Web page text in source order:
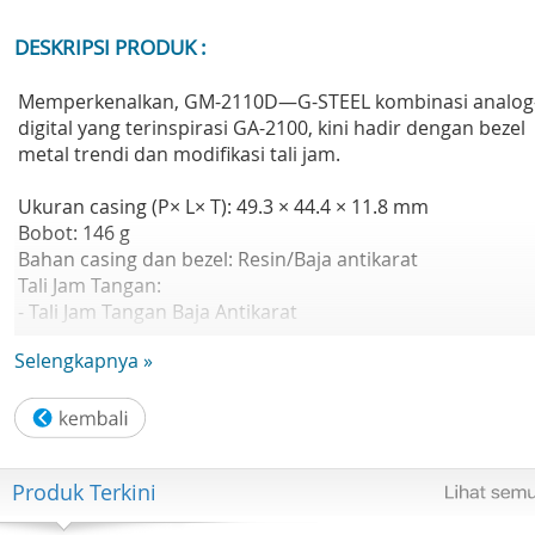
DESKRIPSI PRODUK :
Memperkenalkan, GM-2110D—G-STEEL kombinasi
digital yang terinspirasi GA-2100, kini hadir dengan bezel
metal trendi dan modifikasi tali jam.
Ukuran casing (P× L× T): 49.3 × 44.4 × 11.8 mm
Bobot: 146 g
Bahan casing dan bezel: Resin/Baja antikarat
Tali Jam Tangan:
- Tali Jam Tangan Baja Antikarat
Konstruksi: Tahan Guncangan
Catu daya dan masa pakai baterai: Perkiraan masa pakai
baterai: 3 tahun pada SR726W X 2
Kaca: Kaca Mineral
Ukuran tali yang kompatibel: 150 hingga 205 mm
Fungsi: Neobrite
Selengkapnya »
Produk Terkini